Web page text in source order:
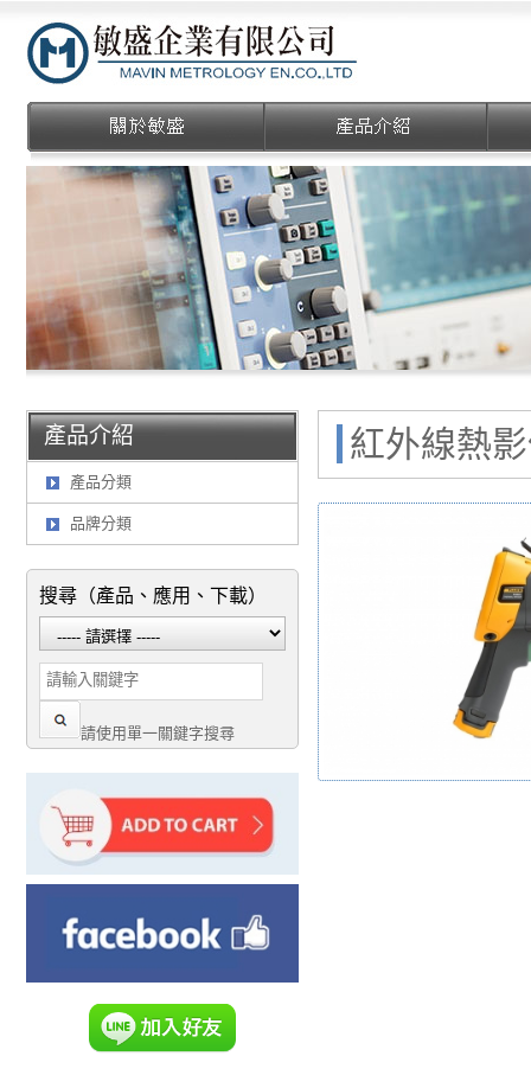
產品介紹
產品分類
品牌分類
搜尋（產品、應用、下載）
請使用單一關鍵字搜尋
紅外線熱